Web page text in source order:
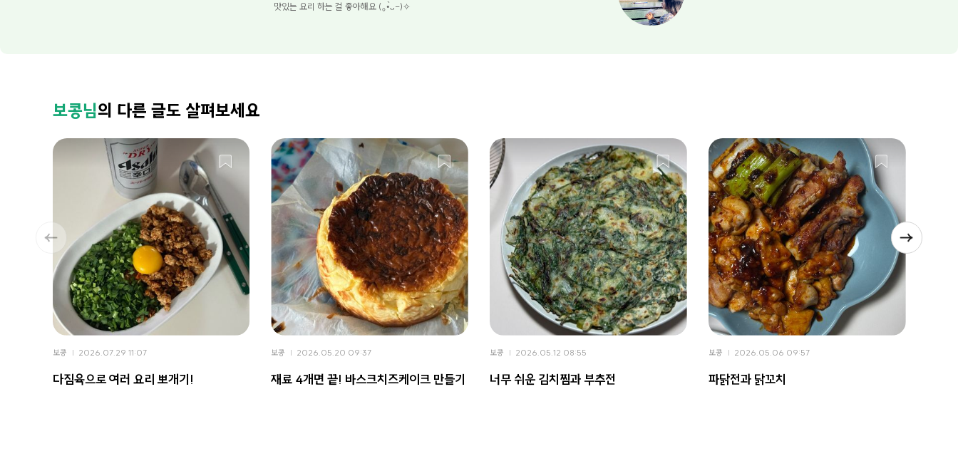
맛있는 요리 하는 걸 좋아해요 (｡•̀ᴗ-)✧
보콩님의 다른 글도 살펴보세요
보콩 2026.07.29 11:07
다짐육으로 여러 요리 뽀개기!
보콩 2026.05.20 09:37
재료 4개면 끝! 바스크치즈케이크 만들기
보콩 2026.05.12 08:55
너무 쉬운 김치찜과 부추전
보콩 2026.05.06 09:57
파닭전과 닭꼬치